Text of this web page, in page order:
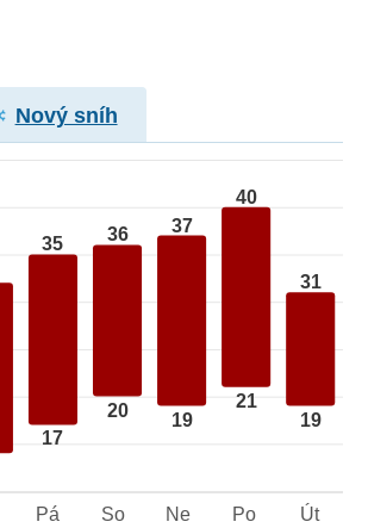
Nový sníh
35
17
36
20
37
19
40
21
31
19
Pá So Ne Po Út